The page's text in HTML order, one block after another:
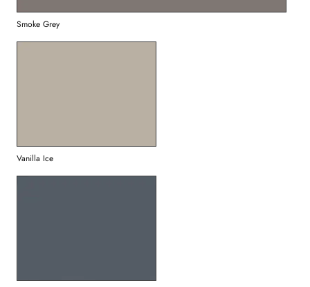
Smoke Grey
Vanilla Ice